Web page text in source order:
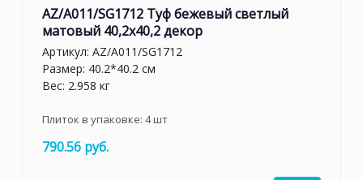
AZ/A011/SG1712 Туф бежевый светлый
матовый 40,2х40,2 декор
Артикул: AZ/A011/SG1712
Размер: 40.2*40.2 см
Вес: 2.958 кг
Плиток в упаковке: 4шт
790.56 руб.